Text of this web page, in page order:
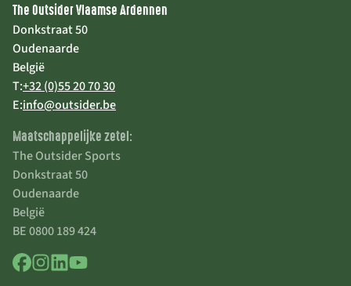
The Outsider Vlaamse Ardennen
Donkstraat 50
Oudenaarde
België
T:+32 (0)55 20 70 30
E:info@outsider.be
Maatschappelijke zetel:
The Outsider Sports
Donkstraat 50
Oudenaarde
België
BE 0800 189 424